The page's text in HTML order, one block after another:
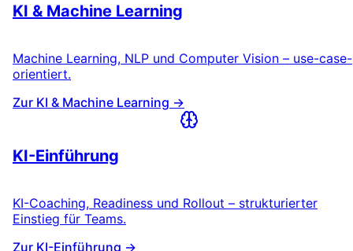
KI & Machine Learning
Machine Learning, NLP und Computer Vision – use-case-
orientiert.
Zur KI & Machine Learning →
KI-Einführung
KI-Coaching, Readiness und Rollout – strukturierter
Einstieg für Teams.
Zur KI-Einführung →